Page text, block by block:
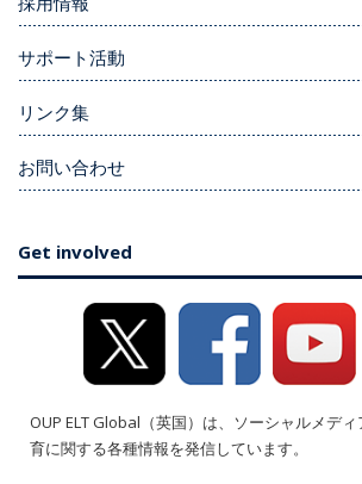
サポート活動
リンク集
お問い合わせ
Get involved
OUP ELT Global（英国）は、ソーシャルメデ
育に関する各種情報を発信しています。